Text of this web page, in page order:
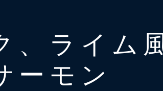
、ライム
ーモン